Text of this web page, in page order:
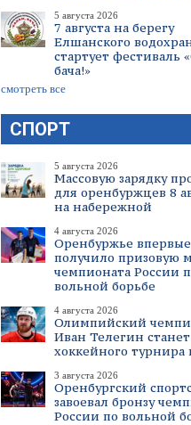
5 августа 2026
7 августа на берегу
Елшанского
стартует фестиваль
бача!»
смотреть все
СПОРТ
5 августа 2026
Массовую зарядку
для оренбуржцев 8
на набережной
4 августа 2026
Оренбуржье впервые
получило призовую
чемпионата России
вольной борьбе
4 августа 2026
Олимпийский
Иван Телегин
хоккейного турнира
3 августа 2026
Оренбургский
завоевал бронзу
России по вольной